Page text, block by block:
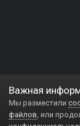
Важная
Мы разместили
файлов, или